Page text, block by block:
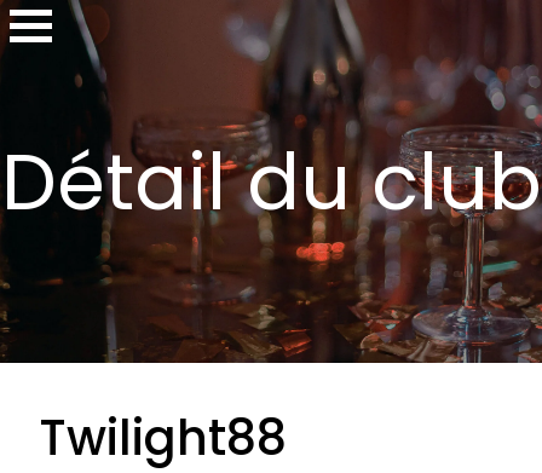
Détail du club
Twilight88